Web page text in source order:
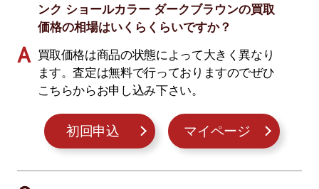
ンク ショールカラー ダークブラウンの買取
価格の相場はいくらくらいですか？
買取価格は商品の状態によって大きく異なり
ます。査定は無料で行っておりますのでぜひ
こちらからお申し込み下さい。
初回申込 マイページ